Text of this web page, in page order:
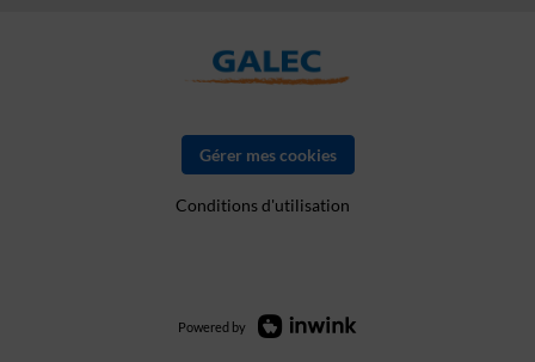
Gérer mes cookies
Conditions d'utilisation
Powered by